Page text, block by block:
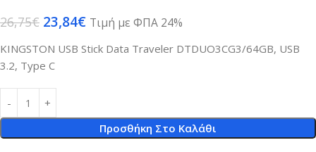
26,75€ 23,84€ Τιμή με ΦΠΑ 24%
KINGSTON USB Stick Data Traveler DTDUO3CG3/64GB, USB
3.2, Type C
Προσθήκη Στο Καλάθι